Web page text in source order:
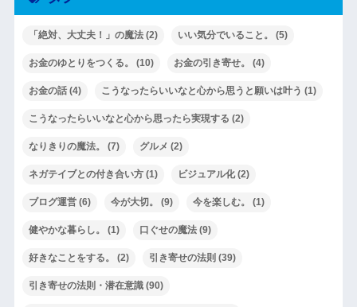
「絶対、大丈夫！」の魔法(2) いい気分でいること。 (5)
お金のゆとりをつくる。 (10) お金の引き寄せ。 (4)
お金の話(4) こうなったらいいなと心から思うと願いは叶う (1)
こうなったらいいなと心から思ったら実現する (2)
なりきりの魔法。 (7) グルメ (2)
ネガテイブとの付き合い方(1) ビジュアル化(2)
ブログ運営(6) 今が大切。 (9) 今を楽しむ。 (1)
健やかな暮らし。 (1) 口ぐせの魔法(9)
好きなことをする。 (2) 引き寄せの法則 (39)
引き寄せの法則・潜在意識(90)